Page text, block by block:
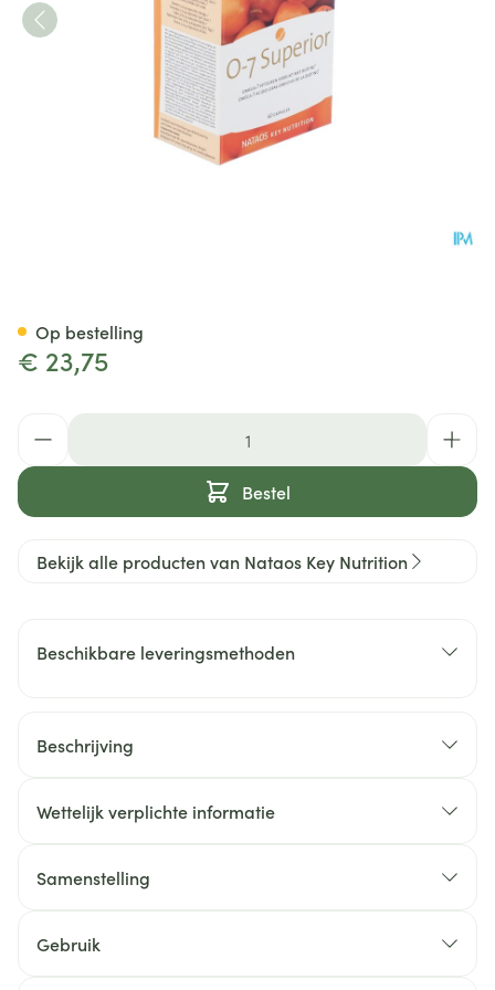
€ 23,75
Bestel
Op bestelling
Bekijk alle producten van Nataos Key Nutrition
Beschikbare leveringsmethoden
Beschrijving
Wettelijk verplichte informatie
Samenstelling
Gebruik